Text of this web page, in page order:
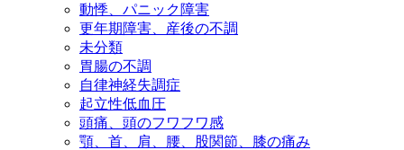
動悸、パニック障害
更年期障害、産後の不調
未分類
胃腸の不調
自律神経失調症
起立性低血圧
頭痛、頭のフワフワ感
顎、首、肩、腰、股関節、膝の痛み